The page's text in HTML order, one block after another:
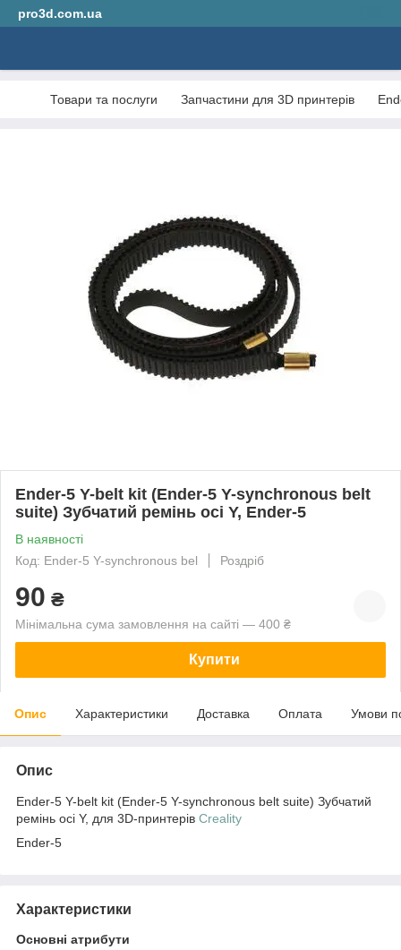
pro3d.com.ua
Товари та послуги Запчастини для 3D принтерів
Ender-5 Y-belt kit (Ender-5 Y-synchronous belt
suite) Зубчатий ремінь осі Y, Ender-5
В наявності
Код: Ender-5 Y-synchronous bel
Роздріб
90 ₴
Мінімальна сума замовлення на сайті — 400 ₴
Купити
Опис Характеристики Доставка Оплата Умови
Опис
Ender-5 Y-belt kit (Ender-5 Y-synchronous belt suite) Зубчатий
ремінь осі Y, для 3D-принтерів Creality
Ender-5
Характеристики
Основні атрибути